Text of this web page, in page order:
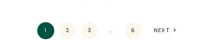
1 2 3 ... 6 NEXT